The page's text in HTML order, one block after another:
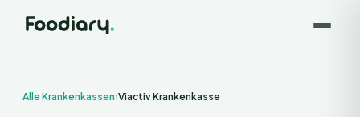
Alle Krankenkassen›Viactiv Krankenkasse